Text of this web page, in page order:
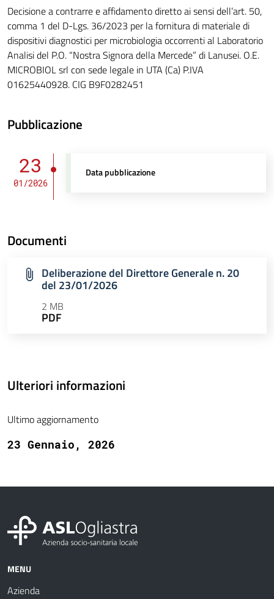
Decisione a contrarre e affidamento diretto ai sensi dell’art. 50,
comma 1 del D-Lgs. 36/2023 per la fornitura di materiale di
dispositivi diagnostici per microbiologia occorrenti al Laboratorio
Analisi del P.O. “Nostra Signora della Mercede” di Lanusei. O.E.
MICROBIOL srl con sede legale in UTA (Ca) P.IVA
01625440928. CIG B9F0282451
Pubblicazione
23
01/2026
Data pubblicazione
Documenti
Deliberazione del Direttore Generale n. 20
del 23/01/2026
2 MB
PDF
Ulteriori informazioni
Ultimo aggiornamento
23 Gennaio, 2026
MENU
Azienda